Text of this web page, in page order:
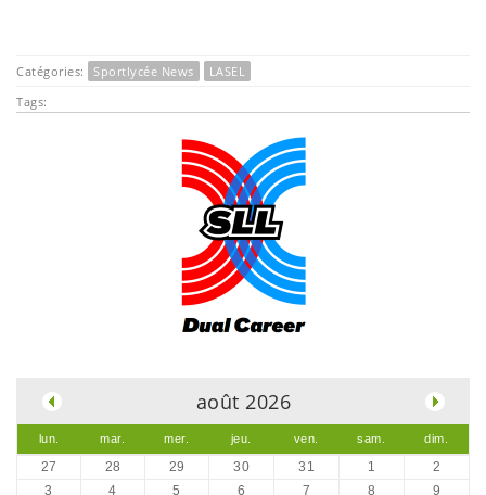
Catégories: Sportlycée News
LASEL
Tags:
août 2026
lun. mar. mer. jeu. ven. sam. dim.
27 28 29 30 31 1
2
3
4 5 6 7 8
9